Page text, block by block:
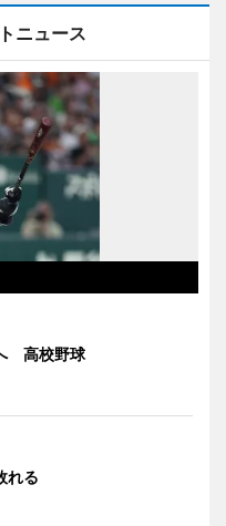
ニュース
高校野球
れる